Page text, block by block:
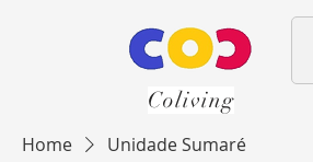
Coliving
Home Unidade Sumaré